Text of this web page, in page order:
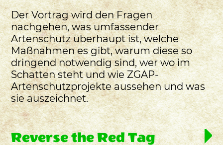
Der Vortrag wird den Fragen
nachgehen, was umfassender
Artenschutz überhaupt ist, welche
Maßnahmen es gibt, warum diese so
dringend notwendig sind, wer wo im
Schatten steht und wie ZGAP-
Artenschutzprojekte aussehen und was
sie auszeichnet.
Reverse the Red Tag